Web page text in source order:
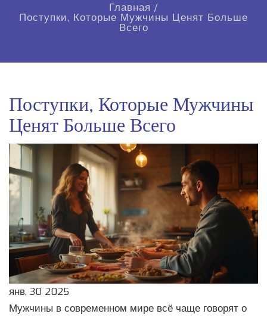
Главная /
Поступки, Которые Мужчины Ценят Больше
Всего
Поступки, Которые Мужчины
Ценят Больше Всего
янв, 30 2025
Мужчины в современном мире всё чаще говорят о